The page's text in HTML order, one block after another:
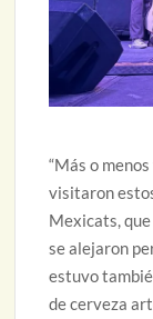
“Más o
visitaron
Mexicats,
se alejaron
estuvo
de cerveza